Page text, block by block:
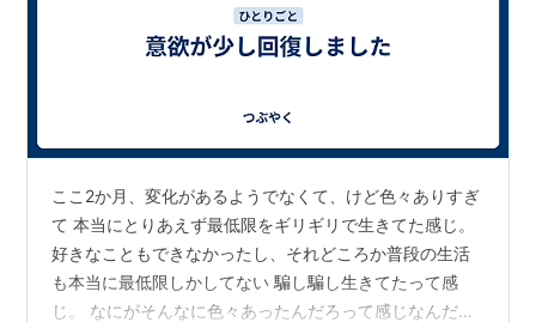
ここ2か月、変化があるようでなくて、けど色々ありすぎ
て 本当にとりあえず最低限をギリギリで生きてた感じ。
好きなこともできなかったし、それどころか普段の生活
も本当に最低限しかしてない 騙し騙し生きてたって感
じ。 なにがそんなに色々あったんだろって感じなんだけ